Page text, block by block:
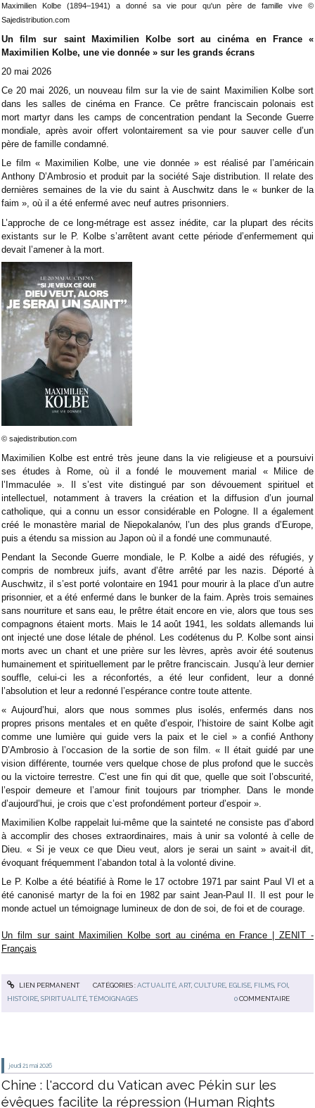
Maximilien Kolbe (1894–1941) a donné sa vie pour qu'un père de famille vive ©
Sajedistribution.com
Un film sur saint Maximilien Kolbe sort au cinéma en France «
Maximilien Kolbe, une vie donnée » sur les grands écrans
20 mai 2026
Ce 20 mai 2026, un nouveau film sur la vie de saint Maximilien Kolbe sort
dans les salles de cinéma en France.Ce prêtre franciscain polonais est
mort martyr dans les camps de concentration pendant la Seconde Guerre
mondiale, après avoir offert volontairement sa vie pour sauver celle d’un
père de famille condamné.
Le film « Maximilien Kolbe, une vie donnée » est réalisé par l’américain
Anthony D’Ambrosio et produit par la société Saje distribution. Il relate des
dernières semaines de la vie du saint à Auschwitz dans le « bunker de la
faim », où il a été enfermé avec neuf autres prisonniers.
L’approche de ce long-métrage est assez inédite, car la plupart des récits
existants sur le P. Kolbe s’arrêtent avant cette période d’enfermement qui
devait l’amener à la mort.
© sajedistribution.com
Maximilien Kolbe est entré très jeune dans la vie religieuse et a poursuivi
ses études à Rome, où il a fondé le mouvement marial « Milice de
l’Immaculée ». Il s’est vite distingué par son dévouement spirituel et
intellectuel, notamment à travers la création et la diffusion d’un journal
catholique, qui a connu un essor considérable en Pologne. Il a également
créé le monastère marial de Niepokalanów, l’un des plus grands d’Europe,
puis a étendu sa mission au Japon où il a fondé une communauté.
Pendant la Seconde Guerre mondiale, le P. Kolbe a aidé des réfugiés, y
compris de nombreux juifs, avant d’être arrêté par les nazis. Déporté à
Auschwitz, il s’est porté volontaire en 1941 pour mourir à la place d’un autre
prisonnier, et a été enfermé dans le bunker de la faim. Après trois semaines
sans nourriture et sans eau, le prêtre était encore en vie, alors que tous ses
compagnons étaient morts. Mais le 14 août 1941, les soldats allemands lui
ont injecté une dose létale de phénol. Les codétenus du P. Kolbe sont ainsi
morts avec un chant et une prière sur les lèvres, après avoir été soutenus
humainement et spirituellement par le prêtre franciscain. Jusqu’à leur dernier
souffle, celui-ci les a réconfortés, a été leur confident, leur a donné
l’absolution et leur a redonné l’espérance contre toute attente.
« Aujourd’hui, alors que nous sommes plus isolés, enfermés dans nos
propres prisons mentales et en quête d’espoir, l’histoire de saint Kolbe agit
comme une lumière qui guide vers la paix et le ciel » a confié Anthony
D’Ambrosio à l’occasion de la sortie de son film. « Il était guidé par une
vision différente, tournée vers quelque chose de plus profond que le succès
ou la victoire terrestre. C’est une fin qui dit que, quelle que soit l’obscurité,
l’espoir demeure et l’amour finit toujours par triompher. Dans le monde
d’aujourd’hui, je crois que c’est profondément porteur d’espoir ».
Maximilien Kolbe rappelait lui-même que la sainteté ne consiste pas d’abord
à accomplir des choses extraordinaires, mais à unir sa volonté à celle de
Dieu. « Si je veux ce que Dieu veut, alors je serai un saint » avait-il dit,
évoquant fréquemment l’abandon total à la volonté divine.
Le P. Kolbe a été béatifié à Rome le 17 octobre 1971 par saint Paul VI et a
été canonisé martyr de la foi en 1982 par saint Jean-Paul II. Il est pour le
monde actuel un témoignage lumineux de don de soi, de foi et de courage.
Un film sur saint Maximilien Kolbe sort au cinéma en France | ZENIT -
Français
LIEN PERMANENT CATÉGORIES :ACTUALITÉ, ART, CULTURE, EGLISE, FILMS, FOI
HISTOIRE ,SPIRITUALITÉ ,TÉMOIGNAGES 0 COMMENTAIRE
jeudi 21 mai 2026
Chine : l'accord du Vatican avec Pékin sur les
évêques facilite la répression (Human Rights